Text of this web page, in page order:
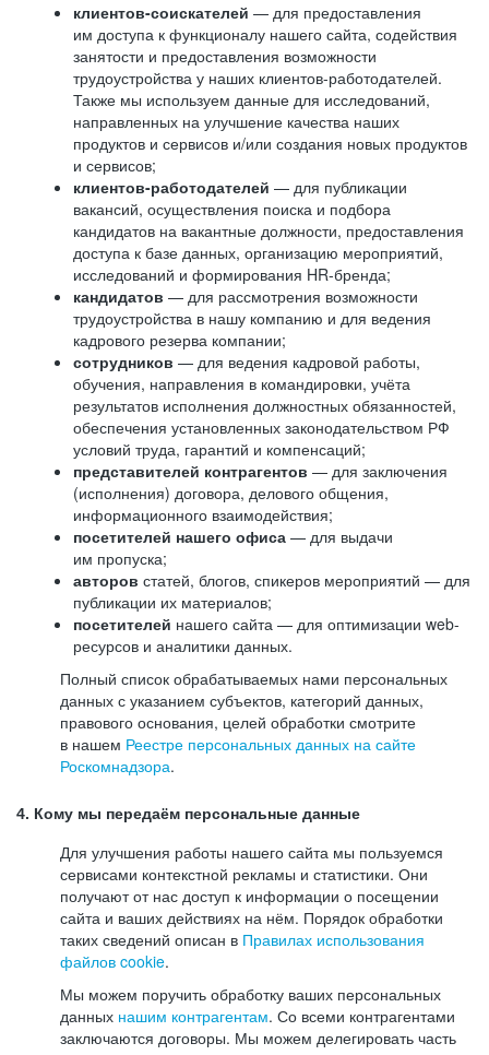
клиентов-соискателей — для предоставления
им доступа к функционалу нашего сайта, содействия
занятости и предоставления возможности
трудоустройства у наших клиентов-работодателей.
Также мы используем данные для исследований,
направленных на улучшение качества наших
продуктов и сервисов и/или создания новых продуктов
и сервисов;
клиентов-работодателей — для публикации
вакансий, осуществления поиска и подбора
кандидатов на вакантные должности, предоставления
доступа к базе данных, организацию мероприятий,
исследований и формирования HR-бренда;
кандидатов — для рассмотрения возможности
трудоустройства в нашу компанию и для ведения
кадрового резерва компании;
сотрудников — для ведения кадровой работы,
обучения, направления в командировки, учёта
результатов исполнения должностных обязанностей,
обеспечения установленных законодательством РФ
условий труда, гарантий и компенсаций;
представителей контрагентов — для заключения
(исполнения) договора, делового общения,
информационного взаимодействия;
посетителей нашего офиса — для выдачи
им пропуска;
авторов статей, блогов, спикеров мероприятий — для
публикации их материалов;
посетителей нашего сайта — для оптимизации web-
ресурсов и аналитики данных.
Полный список обрабатываемых нами персональных
данных с указанием субъектов, категорий данных,
правового основания, целей обработки смотрите
в нашем Реестре персональных данных на сайте
Роскомнадзора.
4. Кому мы передаём персональные данные
Для улучшения работы нашего сайта мы пользуемся
сервисами контекстной рекламы и статистики. Они
получают от нас доступ к информации о посещении
сайта и ваших действиях на нём. Порядок обработки
таких сведений описан в Правилах использования
файлов cookie.
Мы можем поручить обработку ваших персональных
данных нашим контрагентам. Со всеми контрагентами
заключаются договоры. Мы можем делегировать часть